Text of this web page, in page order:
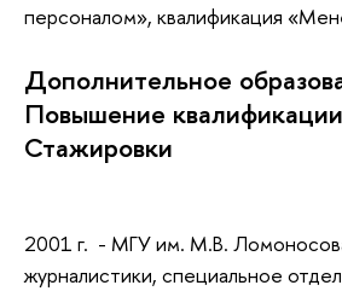
персоналом», квалификация
Дополнительное
Повышение
Стажировки
2001 г. - МГУ им. М.В.
журналистики, специальное